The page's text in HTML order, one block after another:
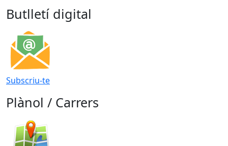
Butlletí digital
Subscriu-te
Plànol / Carrers